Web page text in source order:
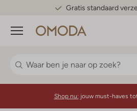
Gratis standaard
Menu
Shop nu: jouw must-haves